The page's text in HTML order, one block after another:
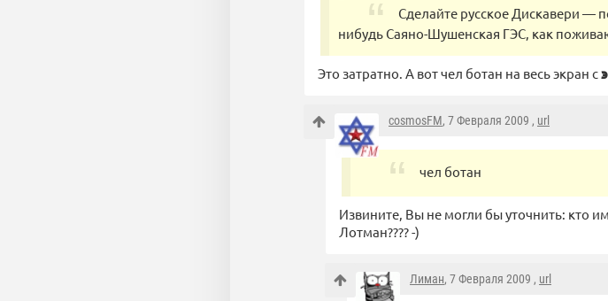
Сделайте русское Дискавери —
нибудь Саяно-Шушенская ГЭС, как
Это затратно. А вот чел ботан на весь экран с
cosmosFM, 7 Февраля 2009 , url
чел ботан
Извините, Вы не могли бы уточнить: кто
Лотман???? -)
Лиман, 7 Февраля 2009 , url